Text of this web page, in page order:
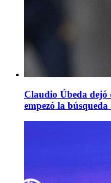
Claudio Úbeda dejó
empezó la búsqueda